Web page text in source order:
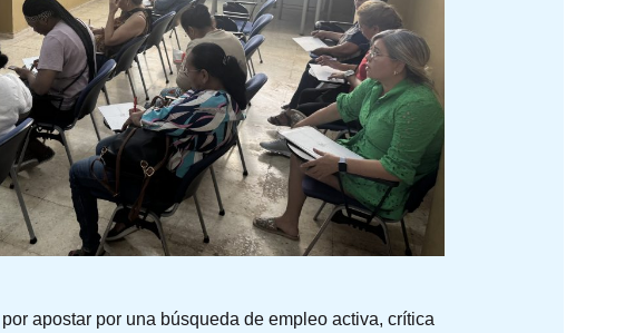
apostar por una búsqueda de empleo activa, crítica